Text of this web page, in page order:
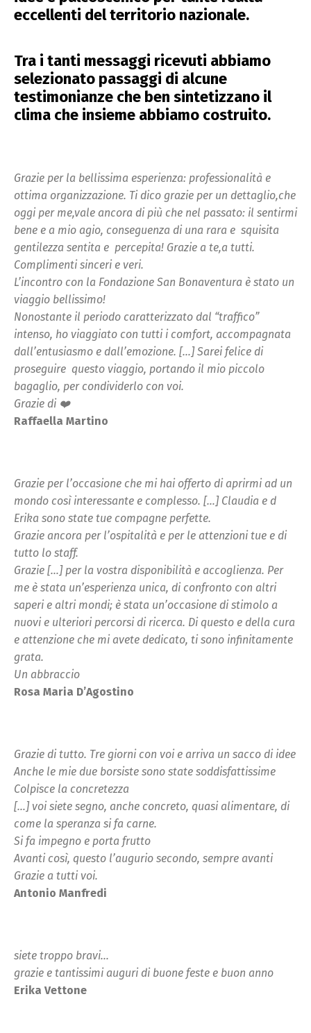
eccellenti del territorio nazionale.
Tra i tanti messaggi ricevuti abbiamo
selezionato passaggi di alcune
testimonianze che ben sintetizzano il
clima che insieme abbiamo costruito.
Grazie per la bellissima esperienza: professionalità e
ottima organizzazione. Ti dico grazie per un dettaglio,che
oggi per me,vale ancora di più che nel passato: il sentirmi
bene e a mio agio, conseguenza di una rara e squisita
gentilezza sentita e percepita! Grazie a te,a tutti.
Complimenti sinceri e veri.
L’incontro con la Fondazione San Bonaventura è stato un
viaggio bellissimo!
Nonostante il periodo caratterizzato dal “traffico”
intenso, ho viaggiato con tutti i comfort, accompagnata
dall’entusiasmo e dall’emozione. […] Sarei felice di
proseguire questo viaggio, portando il mio piccolo
bagaglio, per condividerlo con voi.
Grazie di ❤️
Raffaella Martino
Grazie per l’occasione che mi hai offerto di aprirmi ad un
mondo così interessante e complesso. […] Claudia e d
Erika sono state tue compagne perfette.
Grazie ancora per l’ospitalità e per le attenzioni tue e di
tutto lo staff.
Grazie […] per la vostra disponibilità e accoglienza. Per
me è stata un’esperienza unica, di confronto con altri
saperi e altri mondi; è stata un’occasione di stimolo a
nuovi e ulteriori percorsi di ricerca. Di questo e della cura
e attenzione che mi avete dedicato, ti sono infinitamente
grata.
Un abbraccio
Rosa Maria D’Agostino
Grazie di tutto. Tre giorni con voi e arriva un sacco di idee
Anche le mie due borsiste sono state soddisfattissime
Colpisce la concretezza
[…] voi siete segno, anche concreto, quasi alimentare, di
come la speranza si fa carne.
Si fa impegno e porta frutto
Avanti così, questo l’augurio secondo, sempre avanti
Grazie a tutti voi.
Antonio Manfredi
siete troppo bravi…
grazie e tantissimi auguri di buone feste e buon anno
Erika Vettone